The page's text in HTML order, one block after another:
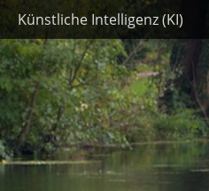
Künstliche Intelligenz (KI)